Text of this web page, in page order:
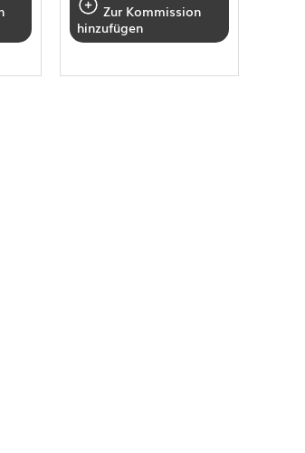
Zur Kommission
hinzufügen